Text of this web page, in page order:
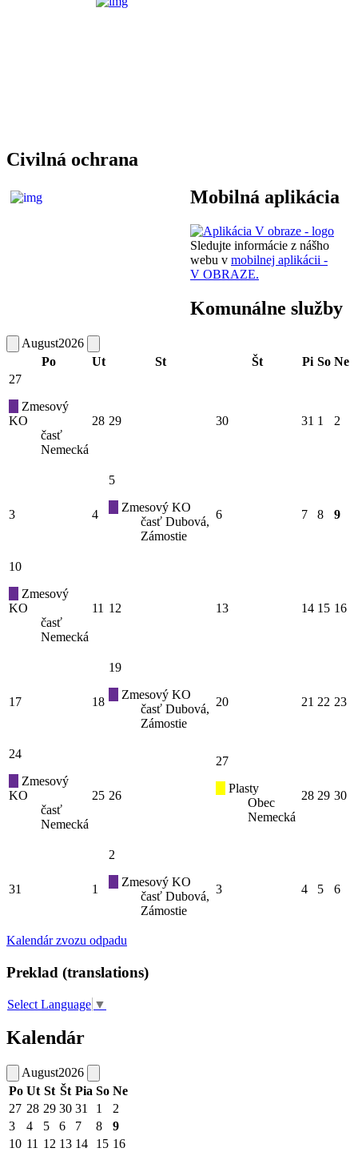
Civilná ochrana
Mobilná aplikácia
Sledujte informácie z nášho
webu v mobilnej aplikácii -
V OBRAZE.
Komunálne služby
August2026
Po
Ut St Št Pi So Ne
27
Zmesový
KO
časť
Nemecká
28 29 30 31 1 2
3 4
5
Zmesový KO
časť Dubová,
Zámostie
6 7 8 9
10
Zmesový
KO
časť
Nemecká
11 12 13 14 15 16
17 18
19
Zmesový KO
časť Dubová,
Zámostie
20 21 22 23
24
Zmesový
KO
časť
Nemecká
25 26
27
Plasty
Obec
Nemecká
28 29 30
31 1
2
Zmesový KO
časť Dubová,
Zámostie
3 4 5 6
Kalendár zvozu odpadu
Preklad (translations)
Select Language ▼
Kalendár
August2026
Po Ut St Št Pia So Ne
27 28 29 30 31 1
2
3
4 5 6 7 8
9
10 11 12 13 14 15 16